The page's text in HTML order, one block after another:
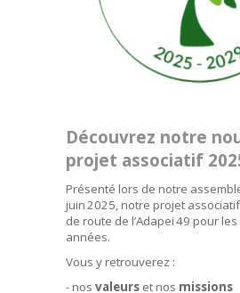
Découvrez notre
projet associatif
Présenté lors de notre
juin 2025, notre projet
de route de l’Adapei 49 pour
années.
Vous y retrouverez :
- nos valeurs et nos missions